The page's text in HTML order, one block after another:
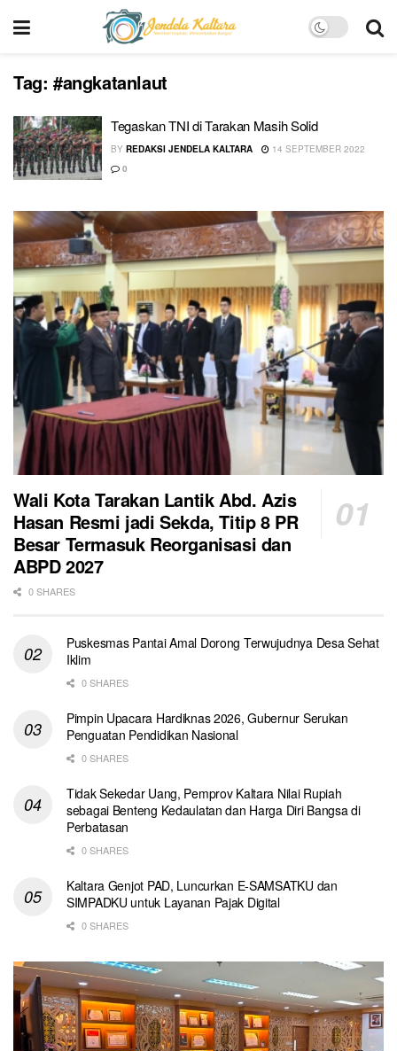
Tag: #angkatanlaut
Tegaskan TNI di Tarakan Masih Solid
BY REDAKSI JENDELA KALTARA
14 SEPTEMBER 2022
0
Wali Kota Tarakan Lantik Abd. Azis
Hasan Resmi jadi Sekda, Titip 8 PR
Besar Termasuk Reorganisasi dan
ABPD 2027
0 SHARES
Puskesmas Pantai Amal Dorong Terwujudnya Desa Sehat
Iklim
0 SHARES
Pimpin Upacara Hardiknas 2026, Gubernur Serukan
Penguatan Pendidikan Nasional
0 SHARES
Tidak Sekedar Uang, Pemprov Kaltara Nilai Rupiah
sebagai Benteng Kedaulatan dan Harga Diri Bangsa di
Perbatasan
0 SHARES
Kaltara Genjot PAD, Luncurkan E-SAMSATKU dan
SIMPADKU untuk Layanan Pajak Digital
0 SHARES